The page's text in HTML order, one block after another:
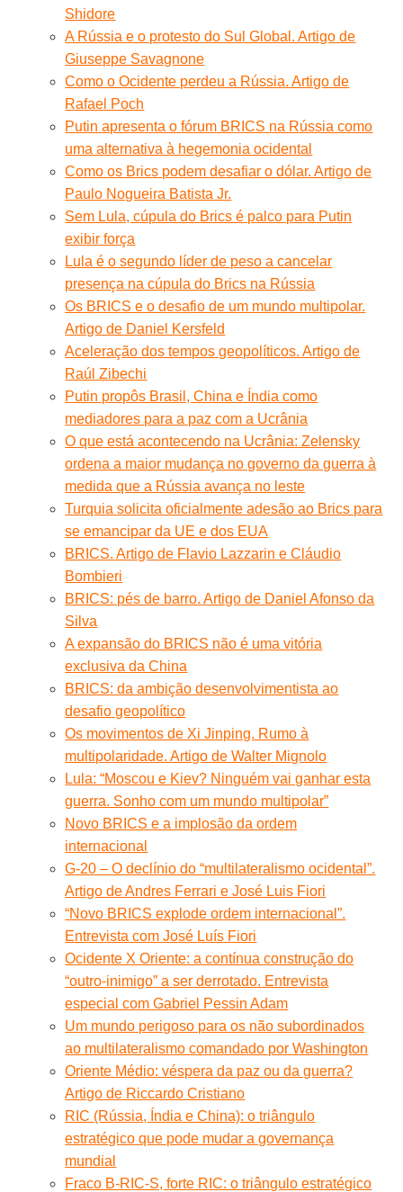
Shidore
A Rússia e o protesto do Sul Global. Artigo de
Giuseppe Savagnone
Como o Ocidente perdeu a Rússia. Artigo de
Rafael Poch
Putin apresenta o fórum BRICS na Rússia como
uma alternativa à hegemonia ocidental
Como os Brics podem desafiar o dólar. Artigo de
Paulo Nogueira Batista Jr.
Sem Lula, cúpula do Brics é palco para Putin
exibir força
Lula é o segundo líder de peso a cancelar
presença na cúpula do Brics na Rússia
Os BRICS e o desafio de um mundo multipolar.
Artigo de Daniel Kersfeld
Aceleração dos tempos geopolíticos. Artigo de
Raúl Zibechi
Putin propôs Brasil, China e Índia como
mediadores para a paz com a Ucrânia
O que está acontecendo na Ucrânia: Zelensky
ordena a maior mudança no governo da guerra à
medida que a Rússia avança no leste
Turquia solicita oficialmente adesão ao Brics para
se emancipar da UE e dos EUA
BRICS. Artigo de Flavio Lazzarin e Cláudio
Bombieri
BRICS: pés de barro. Artigo de Daniel Afonso da
Silva
A expansão do BRICS não é uma vitória
exclusiva da China
BRICS: da ambição desenvolvimentista ao
desafio geopolítico
Os movimentos de Xi Jinping. Rumo à
multipolaridade. Artigo de Walter Mignolo
Lula: “Moscou e Kiev? Ninguém vai ganhar esta
guerra. Sonho com um mundo multipolar”
Novo BRICS e a implosão da ordem
internacional
G-20 – O declínio do “multilateralismo ocidental”.
Artigo de Andres Ferrari e José Luis Fiori
“Novo BRICS explode ordem internacional”.
Entrevista com José Luís Fiori
Ocidente X Oriente: a contínua construção do
“outro-inimigo” a ser derrotado. Entrevista
especial com Gabriel Pessin Adam
Um mundo perigoso para os não subordinados
ao multilateralismo comandado por Washington
Oriente Médio: véspera da paz ou da guerra?
Artigo de Riccardo Cristiano
RIC (Rússia, Índia e China): o triângulo
estratégico que pode mudar a governança
mundial
Fraco B-RIC-S, forte RIC: o triângulo estratégico